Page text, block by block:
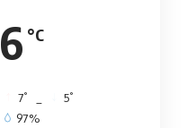
6 °C
7° 5°
97%